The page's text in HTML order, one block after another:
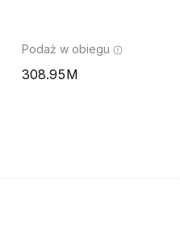
Podaż w obiegu
308.95M